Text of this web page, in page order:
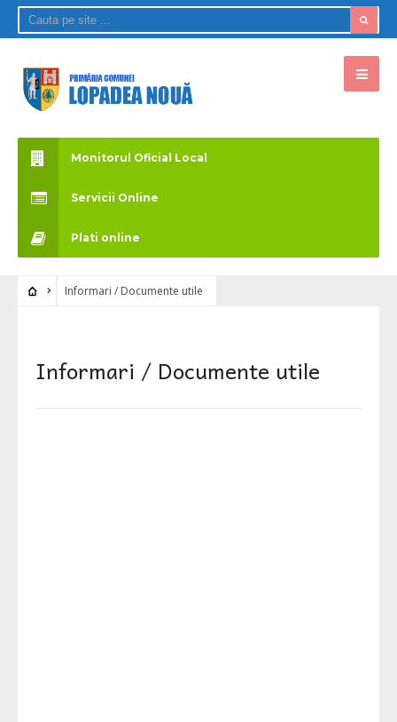
Monitorul Oficial Local
Servicii Online
Plati online
Informari / Documente utile
Informari / Documente utile